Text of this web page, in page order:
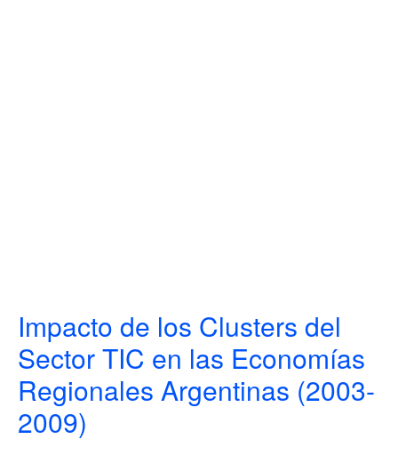
Impacto de los Clusters del
Sector TIC en las Economías
Regionales Argentinas (2003-
2009)